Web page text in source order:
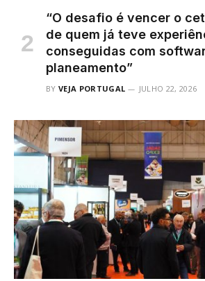
“O desafio é vencer o
de quem já teve
conseguidas com
planeamento”
BY VEJA PORTUGAL JULHO 22, 2026